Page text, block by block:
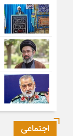
اجتماعی